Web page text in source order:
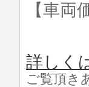
【車両
詳しく
ご覧頂き